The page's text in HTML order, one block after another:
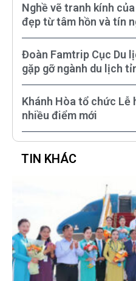
Nghề vẽ tranh kính
đẹp từ tâm hồn và tín
Đoàn Famtrip Cục Du
gặp gỡ ngành du lịch
Khánh Hòa tổ chức Lễ
nhiều điểm mới
TIN KHÁC